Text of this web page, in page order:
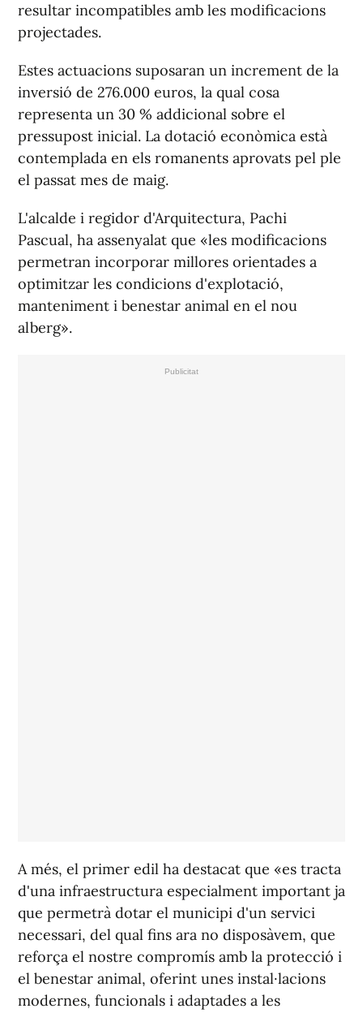
resultar incompatibles amb les modificacions
projectades.
Estes actuacions suposaran un increment de la
inversió de 276.000 euros, la qual cosa
representa un 30 % addicional sobre el
pressupost inicial. La dotació econòmica està
contemplada en els romanents aprovats pel ple
el passat mes de maig.
L'alcalde i regidor d'Arquitectura, Pachi
Pascual, ha assenyalat que «les modificacions
permetran incorporar millores orientades a
optimitzar les condicions d'explotació,
manteniment i benestar animal en el nou
alberg».
A més, el primer edil ha destacat que «es tracta
d'una infraestructura especialment important ja
que permetrà dotar el municipi d'un servici
necessari, del qual fins ara no disposàvem, que
reforça el nostre compromís amb la protecció i
el benestar animal, oferint unes instal·lacions
modernes, funcionals i adaptades a les